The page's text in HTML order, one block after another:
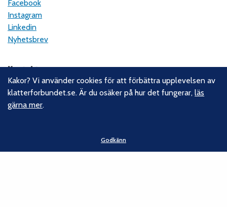
Facebook
Instagram
Linkedin
Nyhetsbrev
Kontakt
Svenska Klätterförbundet
Gotlandsgatan 46
kansliet@klatterforbundet.rf.se
Övriga kontaktuppgifter
Kakor? Vi använder cookies för att förbättra upplevelsen av
klatterforbundet.se. Är du osäker på hur det fungerar,läs
gärna mer.
Godkänn